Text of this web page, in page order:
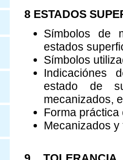
8 ESTADOS
Símbolos de
estados
Símbolos
Indicaciónes
estado de
mecanizados,
Forma
Mecanizados